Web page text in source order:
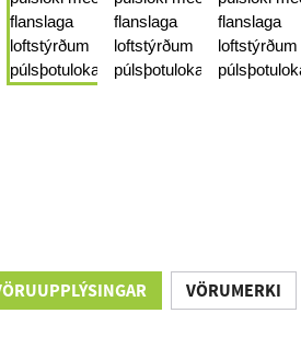
VÖRUMERKI